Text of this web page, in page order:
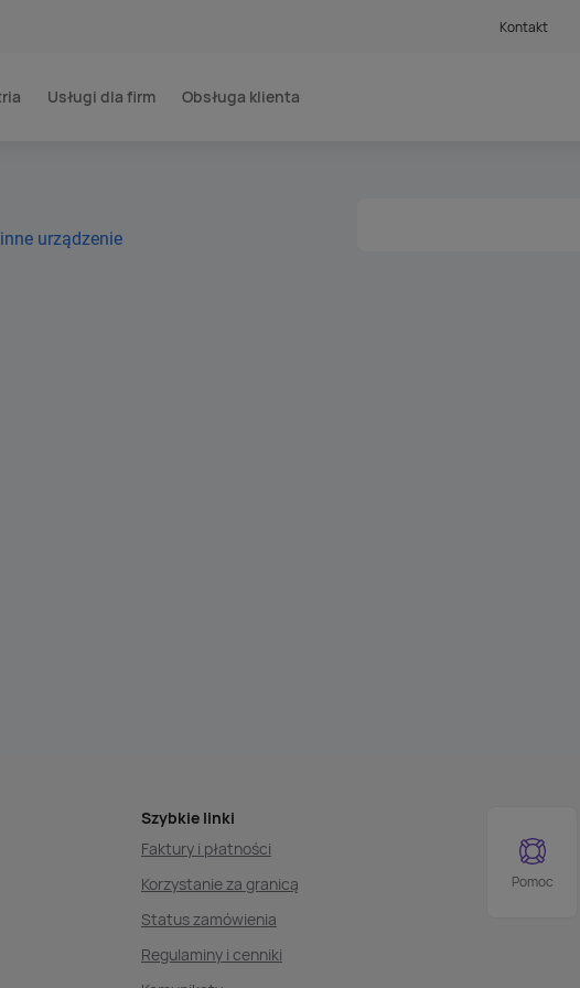
Kontakt
Usługi dla firm Obsługa klienta
urządzenie
Szybkie linki
Faktury i płatności
Korzystanie za granicą
Status zamówienia
Regulaminy i cenniki
Pomoc